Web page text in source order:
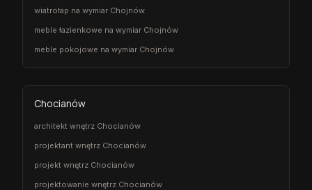
wiatrołap na wymiar Chojnów
meble łazienkowe na wymiar Chojnów
meble pokojowe na wymiar Chojnów
Chocianów
architekt wnętrz Chocianów
projektant wnętrz Chocianów
projekt wnętrz Chocianów
projektowanie wnętrz Chocianów